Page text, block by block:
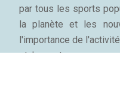
par tous les sports
la planète et les
l'importance de
et les astuces pour